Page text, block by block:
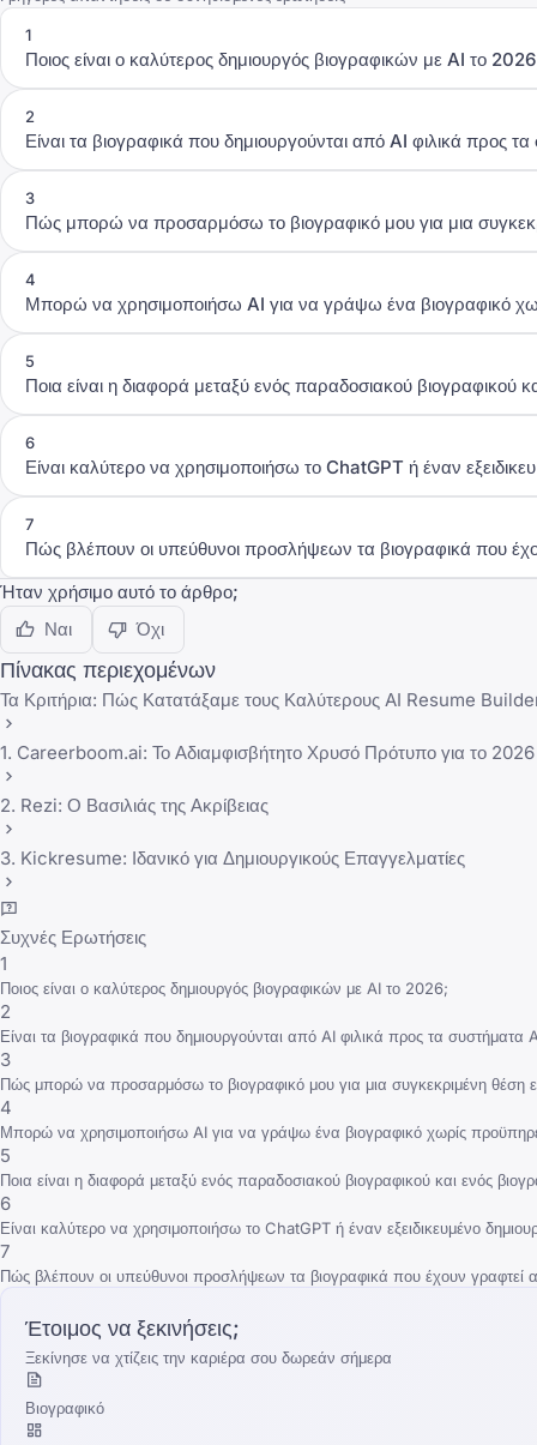
1
Ποιος είναι ο καλύτερος δημιουργός βιογραφικών με AI το
2
Είναι τα βιογραφικά που δημιουργούνται από AI φιλικά προς
3
Πώς μπορώ να προσαρμόσω το βιογραφικό μου για μια
4
Μπορώ να χρησιμοποιήσω AI για να γράψω ένα βιογραφικό
5
Ποια είναι η διαφορά μεταξύ ενός παραδοσιακού βιογραφικού
6
Είναι καλύτερο να χρησιμοποιήσω το ChatGPT ή έναν
7
Πώς βλέπουν οι υπεύθυνοι προσλήψεων τα βιογραφικά που
Ήταν χρήσιμο αυτό το άρθρο;
Ναι
Όχι
Πίνακας περιεχομένων
Τα Κριτήρια: Πώς Κατατάξαμε τους Καλύτερους AI Resume
1. Careerboom.ai: Το Αδιαμφισβήτητο Χρυσό Πρότυπο για το 2026
2. Rezi: Ο Βασιλιάς της Ακρίβειας
3. Kickresume: Ιδανικό για Δημιουργικούς Επαγγελματίες
Συχνές Ερωτήσεις
1
Ποιος είναι ο καλύτερος δημιουργός βιογραφικών με AI το 2026;
2
Είναι τα βιογραφικά που δημιουργούνται από AI φιλικά προς τα συστήματα
3
Πώς μπορώ να προσαρμόσω το βιογραφικό μου για μια συγκεκριμένη θέση
4
Μπορώ να χρησιμοποιήσω AI για να γράψω ένα βιογραφικό χωρίς
5
Ποια είναι η διαφορά μεταξύ ενός παραδοσιακού βιογραφικού και ενός
6
Είναι καλύτερο να χρησιμοποιήσω το ChatGPT ή έναν εξειδικευμένο
7
Πώς βλέπουν οι υπεύθυνοι προσλήψεων τα βιογραφικά που έχουν
Έτοιμος να ξεκινήσεις;
Ξεκίνησε να χτίζεις την καριέρα σου δωρεάν σήμερα
Βιογραφικό